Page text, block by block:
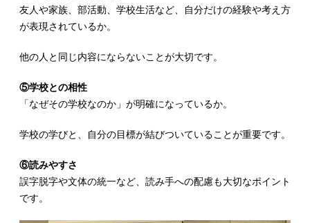
友人や家族、部活動、学校生活など、自分だけの経験や考え方
が表現されているか。
他の人と同じ内容にならないことが大切です。
⑤学校との相性
「なぜその学校なのか」が明確になっているか。
学校の学びと、自分の目標が結びついていることが重要です。
⑥読みやすさ
誤字脱字や文体の統一など、読み手への配慮も大切なポイント
です。